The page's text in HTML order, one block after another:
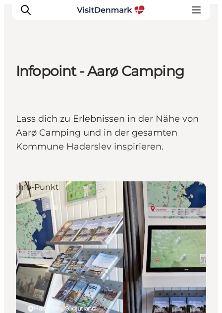
Erlebnisse
Unterkünfte
Reiseplanung
Infopoint - Aarø Camping
Lass dich zu Erlebnissen in der Nähe von
Aarø Camping und in der gesamten
Kommune Haderslev inspirieren.
Haderslev, Südjütland
Info-Punkt